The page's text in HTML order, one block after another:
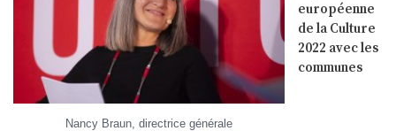
Nancy Braun, directrice générale
européenne
de la Culture
2022 avec les
communes